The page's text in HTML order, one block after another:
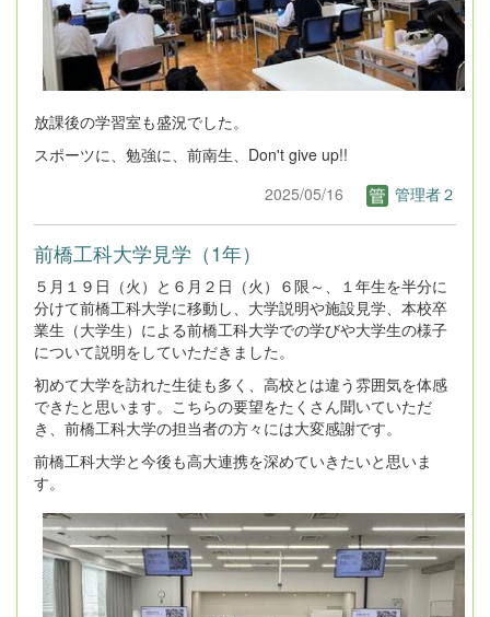
放課後の学習室も盛況でした。
スポーツに、勉強に、前南生、Don't give up!!
2025/05/16
管理者２
前橋工科大学見学（1年）
５月１９日（火）と６月２日（火）６限～、１年生を半分に
分けて前橋工科大学に移動し、大学説明や施設見学、本校卒
業生（大学生）による前橋工科大学での学びや大学生の様子
について説明をしていただきました。
初めて大学を訪れた生徒も多く、高校とは違う雰囲気を体感
できたと思います。こちらの要望をたくさん聞いていただ
き、前橋工科大学の担当者の方々には大変感謝です。
前橋工科大学と今後も高大連携を深めていきたいと思いま
す。